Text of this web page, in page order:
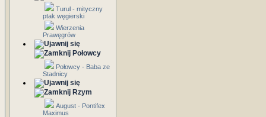
Turul - mityczny
ptak węgierski
Wierzenia
Prawęgrów
Połowcy
Połowcy - Baba ze
Stadnicy
Rzym
August - Pontifex
Maximus